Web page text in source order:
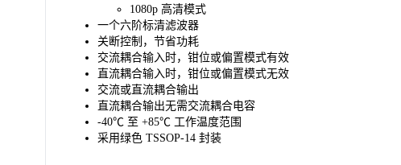
1080p 高清模式
一个六阶标清滤波器
关断控制，节省功耗
交流耦合输入时，钳位或偏置模式有效
直流耦合输入时，钳位或偏置模式无效
交流或直流耦合输出
直流耦合输出无需交流耦合电容
-40℃ 至 +85℃ 工作温度范围
采用绿色 TSSOP-14 封装